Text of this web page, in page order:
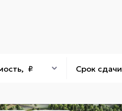
₽ Срок сдачи